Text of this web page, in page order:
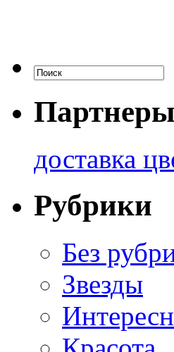
Партнеры
доставка
Рубрики
Без
Звезды